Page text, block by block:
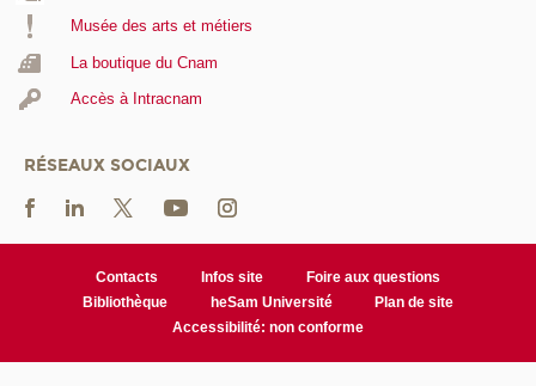
Musée des arts et métiers
La boutique du Cnam
Accès à Intracnam
RÉSEAUX SOCIAUX
Contacts Infos site
Foire aux questions
Bibliothèque
heSam Université
Plan de site
Accessibilité: non conforme